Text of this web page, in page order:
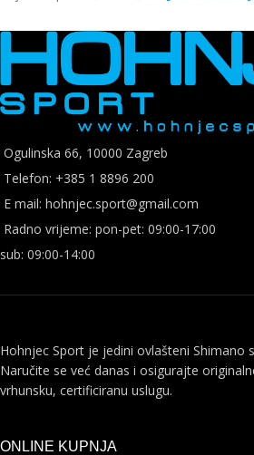
Ogulinska 66, 10000 Zagreb
Telefon: +385 1 8896 200
E mail: hohnjec.sport@gmail.com
Radno vrijeme: pon-pet: 09:00-17:00
sub: 09:00-14:00
Hohnjec Sport je jedini ovlašteni Shimano
Naručite se već danas i osigurajte
vrhunsku, certificiranu uslugu.
ONLINE KUPNJA